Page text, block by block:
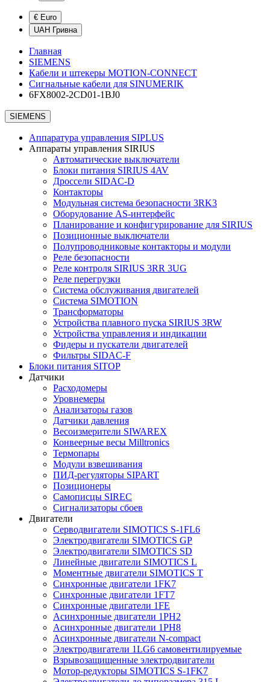
€ Euro
UAH Гривна
Главная
SIEMENS
Кабели и штекеры MOTION-CONNECT
Сигнальные кабели для SINUMERIK
6FX8002-2CD01-1BJ0
SIEMENS
Аппаратура управления SIPLUS
Аппараты управления SIRIUS
Автоматические выключатели
Блоки питания SIRIUS 4AV
Дроссели SIDAC-D
Контакторы
Модульная система безопасности 3RK3
Оборудование AS-интерфейс
Планирование и конфигурирование для SIRIUS
Позиционные выключатели
Полупроводниковые контакторы и модули
Реле безопасности
Реле контроля SIRIUS 3RR 3UG
Реле перегрузки
Сиcтема обслуживания двигателей
Система SIMOTION
Трансформаторы
Устройства плавного пуска SIRIUS 3RW
Устройства управления и индикации
Фидеры и пускатели двигателей
Фильтры SIDAC-F
Блоки питания SITOP
Датчики
Расходомеры
Уровнемеры
Анализаторы газов
Датчики давления
Весоизмерители SIWAREX
Конвеерные весы Milltronics
Термопары
Модули взвешивания
ПИД-регуляторы SIPART
Позиционеры
Самописцы SIREC
Сигнализаторы сбоев
Двигатели
Серводвигатели SIMOTICS S-1FL6
Электродвигатели SIMOTICS GP
Электродвигатели SIMOTICS SD
Линейные двигатели SIMOTICS L
Моментные двигатели SIMOTICS T
Синхронные двигатели 1FK7
Синхронные двигатели 1FT7
Синхронные двигатели 1FE
Асинхронные двигатели 1PH2
Асинхронные двигатели 1PH8
Асинхронные двигатели N-compact
Электродвигатели 1LG6 cамовентилируемые
Взрывозащищенные электродвигатели
Мотор-редукторы SIMOTICS S-1FK7